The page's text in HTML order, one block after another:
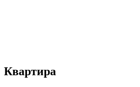
Квартира